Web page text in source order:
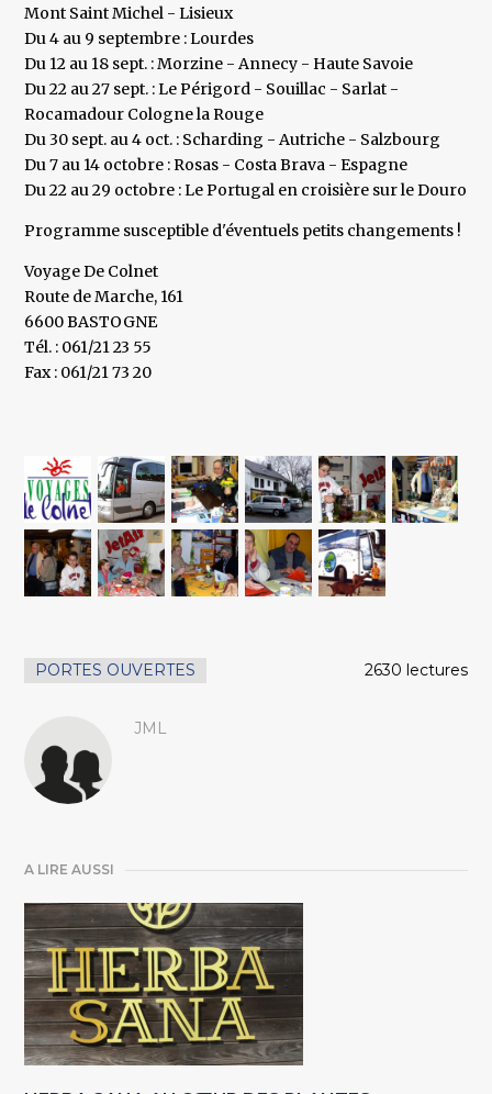
Mont Saint Michel - Lisieux
Du 4 au 9 septembre : Lourdes
Du 12 au 18 sept. : Morzine - Annecy - Haute Savoie
Du 22 au 27 sept. : Le Périgord - Souillac - Sarlat -
Rocamadour Cologne la Rouge
Du 30 sept. au 4 oct. : Scharding - Autriche - Salzbourg
Du 7 au 14 octobre : Rosas - Costa Brava - Espagne
Du 22 au 29 octobre : Le Portugal en croisière sur le Douro
Programme susceptible d'éventuels petits changements !
Voyage De Colnet
Route de Marche, 161
6600 BASTOGNE
Tél. : 061/21 23 55
Fax : 061/21 73 20
PORTES OUVERTES 2630 lectures
JML
A LIRE AUSSI